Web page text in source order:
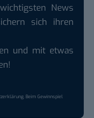
News
sich ihren
und mit etwas
. Beim Gewinnspiel